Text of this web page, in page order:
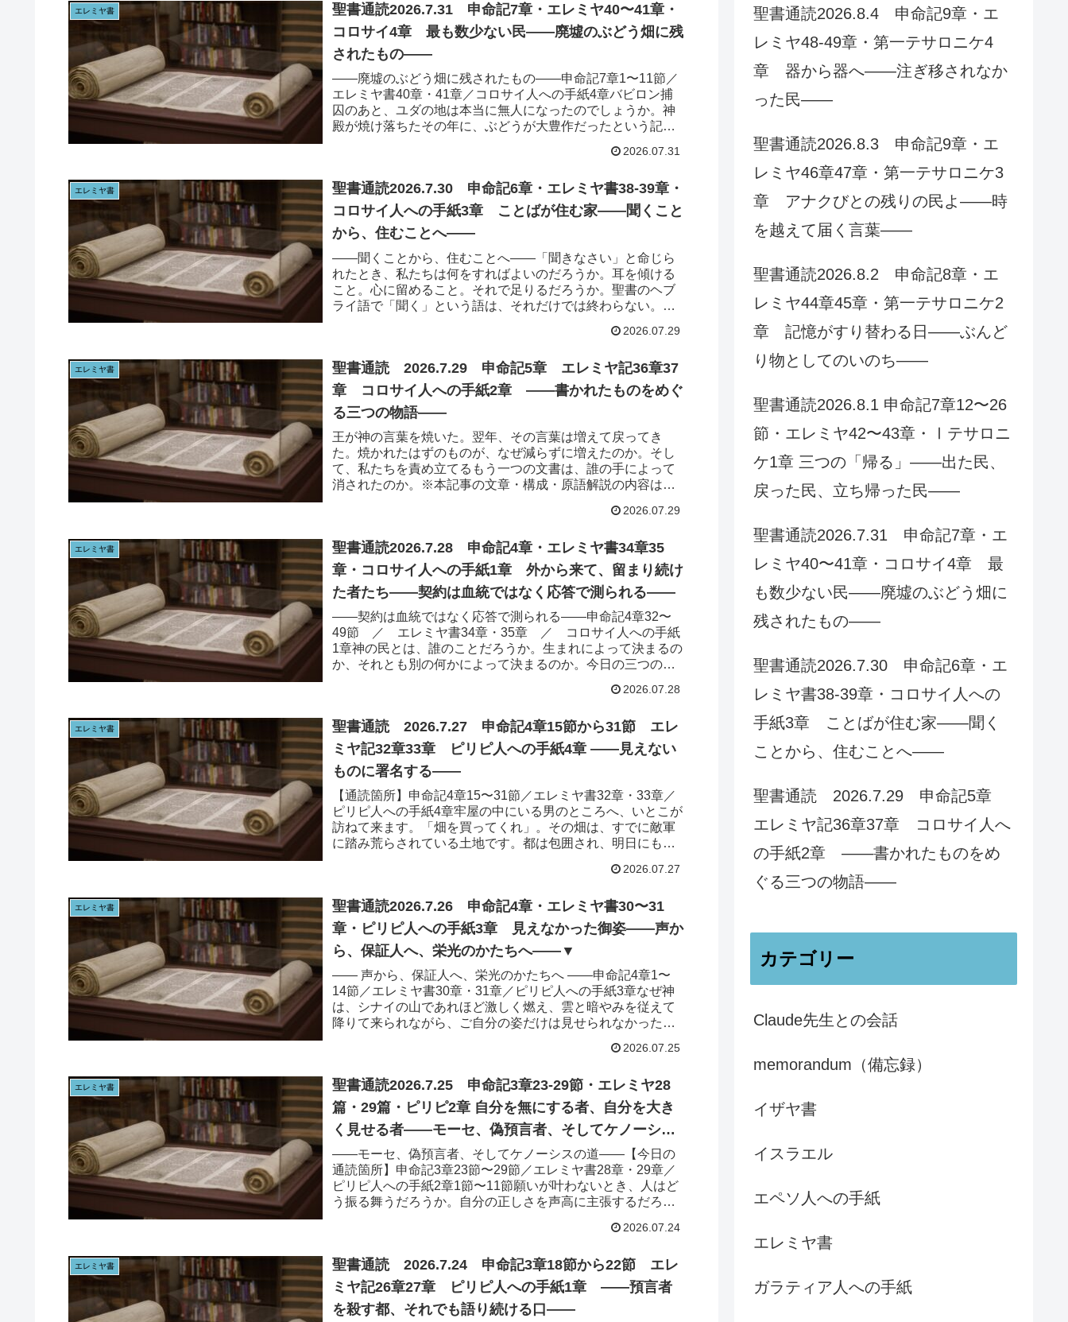
エレミヤ書
聖書通読2026.7.31 申命記7章・エレミヤ40〜41章・
コロサイ4章 最も数少ない民——廃墟のぶどう畑に残
されたもの——
——廃墟のぶどう畑に残されたもの——申命記7章1〜11節／
エレミヤ書40章・41章／コロサイ人への手紙4章バビロン捕
囚のあと、ユダの地は本当に無人になったのでしょうか。神
殿が焼け落ちたその年に、ぶどうが大豊作だったという記述
2026.07.31
エレミヤ書
聖書通読2026.7.30 申命記6章・エレミヤ書38-39章・
コロサイ人への手紙3章 ことばが住む家——聞くこと
から、住むことへ——
——聞くことから、住むことへ——「聞きなさい」と命じら
れたとき、私たちは何をすればよいのだろうか。耳を傾ける
こと。心に留めること。それで足りるだろうか。聖書のヘブ
ライ語で「聞く」という語は、それだけでは終わらない。今
2026.07.29
エレミヤ書
聖書通読 2026.7.29 申命記5章 エレミヤ記36章37
章 コロサイ人への手紙2章 ——書かれたものをめぐ
る三つの物語——
王が神の言葉を焼いた。翌年、その言葉は増えて戻ってき
た。焼かれたはずのものが、なぜ減らずに増えたのか。そし
て、私たちを責め立てるもう一つの文書は、誰の手によって
消されたのか。※本記事の文章・構成・原語解説の内容は、
2026.07.29
エレミヤ書
聖書通読2026.7.28 申命記4章・エレミヤ書34章35
章・コロサイ人への手紙1章 外から来て、留まり続け
た者たち——契約は血統ではなく応答で測られる——
——契約は血統ではなく応答で測られる——申命記4章32〜
49節 ／ エレミヤ書34章・35章 ／ コロサイ人への手紙
1章神の民とは、誰のことだろうか。生まれによって決まるの
か、それとも別の何かによって決まるのか。今日の三つの箇
2026.07.28
エレミヤ書
聖書通読 2026.7.27 申命記4章15節から31節 エレ
ミヤ記32章33章 ピリピ人への手紙4章 ——見えない
ものに署名する——
【通読箇所】申命記4章15〜31節／エレミヤ書32章・33章／
ピリピ人への手紙4章牢屋の中にいる男のところへ、いとこが
訪ねて来ます。「畑を買ってくれ」。その畑は、すでに敵軍
に踏み荒らされている土地です。都は包囲され、明日にも落
2026.07.27
エレミヤ書
聖書通読2026.7.26 申命記4章・エレミヤ書30〜31
章・ピリピ人への手紙3章 見えなかった御姿——声か
ら、保証人へ、栄光のかたちへ——▼
—— 声から、保証人へ、栄光のかたちへ ——申命記4章1〜
14節／エレミヤ書30章・31章／ピリピ人への手紙3章なぜ神
は、シナイの山であれほど激しく燃え、雲と暗やみを従えて
降りて来られながら、ご自分の姿だけは見せられなかったの
2026.07.25
エレミヤ書
聖書通読2026.7.25 申命記3章23-29節・エレミヤ28
篇・29篇・ピリピ2章 自分を無にする者、自分を大き
く見せる者——モーセ、偽預言者、そしてケノーシス
の道——
——モーセ、偽預言者、そしてケノーシスの道——【今日の
通読箇所】申命記3章23節〜29節／エレミヤ書28章・29章／
ピリピ人への手紙2章1節〜11節願いが叶わないとき、人はど
う振る舞うだろうか。自分の正しさを声高に主張するだろう
2026.07.24
エレミヤ書
聖書通読 2026.7.24 申命記3章18節から22節 エレ
ミヤ記26章27章 ピリピ人への手紙1章 ——預言者
を殺す都、それでも語り続ける口——
聖書通読2026.8.4 申命記9章・エ
レミヤ48-49章・第一テサロニケ4
章 器から器へ——注ぎ移されなか
った民——
聖書通読2026.8.3 申命記9章・エ
レミヤ46章47章・第一テサロニケ3
章 アナクびとの残りの民よ——時
を越えて届く言葉——
聖書通読2026.8.2 申命記8章・エ
レミヤ44章45章・第一テサロニケ2
章 記憶がすり替わる日——ぶんど
り物としてのいのち——
聖書通読2026.8.1 申命記7章12〜26
節・エレミヤ42〜43章・Ⅰテサロニ
ケ1章 三つの「帰る」――出た民、
戻った民、立ち帰った民――
聖書通読2026.7.31 申命記7章・エ
レミヤ40〜41章・コロサイ4章 最
も数少ない民——廃墟のぶどう畑に
残されたもの——
聖書通読2026.7.30 申命記6章・エ
レミヤ書38-39章・コロサイ人への
手紙3章 ことばが住む家——聞く
ことから、住むことへ——
聖書通読 2026.7.29 申命記5章
エレミヤ記36章37章 コロサイ人へ
の手紙2章 ——書かれたものをめ
ぐる三つの物語——
カテゴリー
Claude先生との会話
memorandum（備忘録）
イザヤ書
イスラエル
エペソ人への手紙
エレミヤ書
ガラティア人への手紙